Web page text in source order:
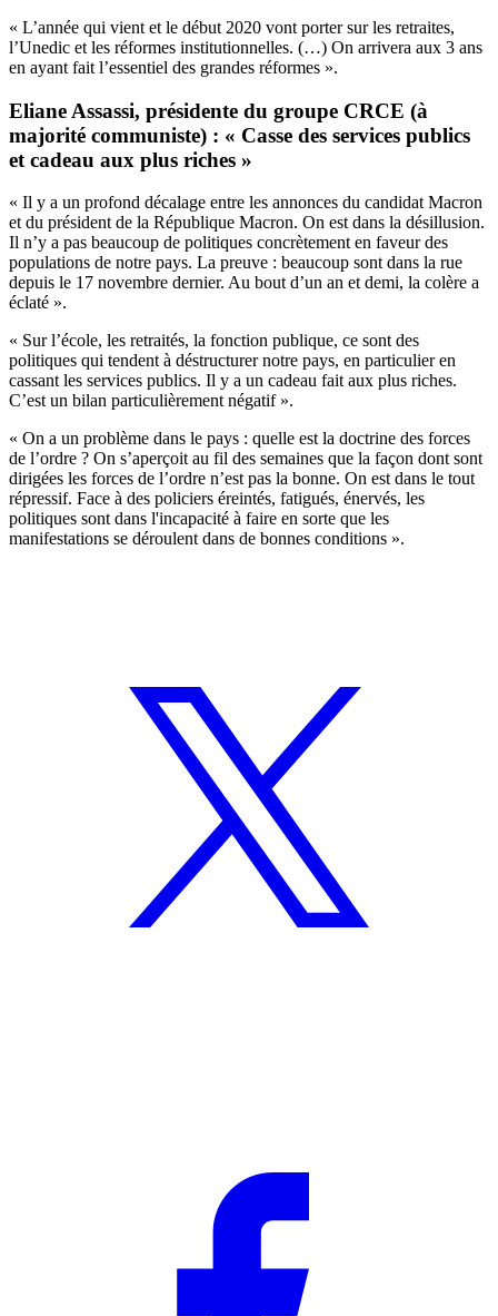
« L’année qui vient et le début 2020 vont porter sur les retraites,
l’Unedic et les réformes institutionnelles. (…) On arrivera aux 3 ans
en ayant fait l’essentiel des grandes réformes ».
Eliane Assassi, présidente du groupe CRCE (à
majorité communiste) : « Casse des services publics
et cadeau aux plus riches »
« Il y a un profond décalage entre les annonces du candidat Macron
et du président de la République Macron. On est dans la désillusion.
Il n’y a pas beaucoup de politiques concrètement en faveur des
populations de notre pays. La preuve : beaucoup sont dans la rue
depuis le 17 novembre dernier. Au bout d’un an et demi, la colère a
éclaté ».
« Sur l’école, les retraités, la fonction publique, ce sont des
politiques qui tendent à déstructurer notre pays, en particulier en
cassant les services publics. Il y a un cadeau fait aux plus riches.
C’est un bilan particulièrement négatif ».
« On a un problème dans le pays : quelle est la doctrine des forces
de l’ordre ? On s’aperçoit au fil des semaines que la façon dont sont
dirigées les forces de l’ordre n’est pas la bonne. On est dans le tout
répressif. Face à des policiers éreintés, fatigués, énervés, les
politiques sont dans l'incapacité à faire en sorte que les
manifestations se déroulent dans de bonnes conditions ».